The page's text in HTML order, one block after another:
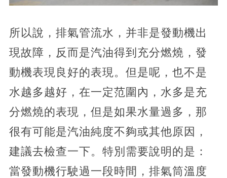
所以說，排氣管流水，并非是發動機出
現故障，反而是汽油得到充分燃燒，發
動機表現良好的表現。但是呢，也不是
水越多越好，在一定范圍內，水多是充
分燃燒的表現，但是如果水量過多，那
很有可能是汽油純度不夠或其他原因，
建議去檢查一下。特別需要說明的是：
當發動機行駛過一段時間，排氣筒溫度